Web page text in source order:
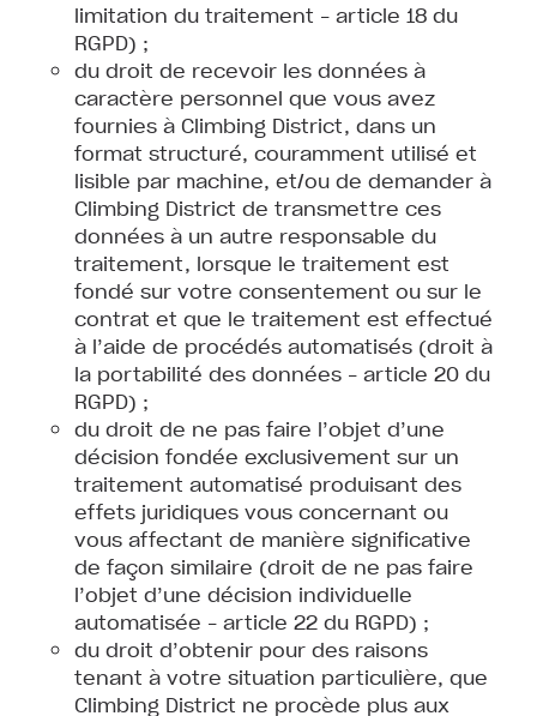
limitation du traitement – article 18 du
RGPD) ;
du droit de recevoir les données à
caractère personnel que vous avez
fournies à Climbing District, dans un
format structuré, couramment utilisé et
lisible par machine, et/ou de demander à
Climbing District de transmettre ces
données à un autre responsable du
traitement, lorsque le traitement est
fondé sur votre consentement ou sur le
contrat et que le traitement est effectué
à l’aide de procédés automatisés (droit à
la portabilité des données – article 20 du
RGPD) ;
du droit de ne pas faire l’objet d’une
décision fondée exclusivement sur un
traitement automatisé produisant des
effets juridiques vous concernant ou
vous affectant de manière significative
de façon similaire (droit de ne pas faire
l’objet d’une décision individuelle
automatisée – article 22 du RGPD) ;
du droit d’obtenir pour des raisons
tenant à votre situation particulière, que
Climbing District ne procède plus aux